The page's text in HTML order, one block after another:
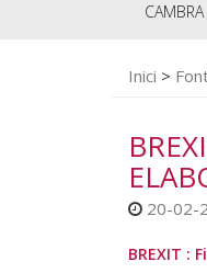
CAMBRA
Inici >
20-02-
BREXIT :